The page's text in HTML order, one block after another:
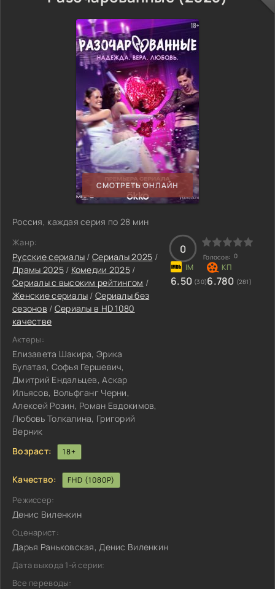
СМОТРЕТЬ ОНЛАЙН
Россия, каждая серия по 28 мин
Жанр:
Русские сериалы /Сериалы 2025 /
Драмы 2025/ Комедии 2025 /
Сериалы с высоким рейтингом /
Женские сериалы /Сериалы без
сезонов / Сериалы в HD 1080
качестве
Актеры:
Елизавета Шакира, Эрика
Булатая, Софья Гершевич,
Дмитрий Ендальцев, Аскар
Ильясов, Вольфганг Черни,
Алексей Розин, Роман Евдокимов,
Любовь Толкалина, Григорий
Верник
Возраст:
18+
0
Голосов: 0
6.50 (30)6.780 (281)
Качество: FHD (1080P)
Режиссер:
Денис Виленкин
Сценарист:
Дарья Раньковская, Денис Виленкин
Дата выхода 1-й серии:
Все переводы: